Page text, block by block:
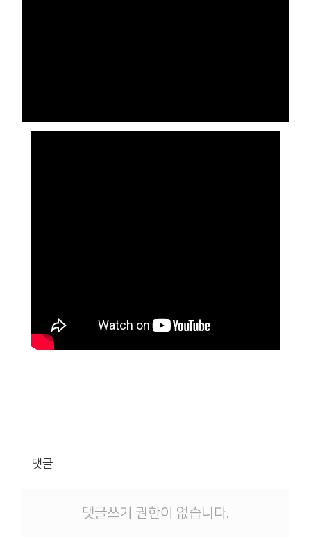
댓글
댓글쓰기 권한이 없습니다.